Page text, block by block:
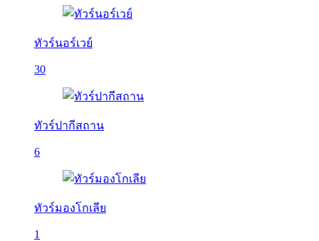
ทัวร์นอร์เวย์
30
ทัวร์ปากีสถาน
6
ทัวร์มองโกเลีย
1